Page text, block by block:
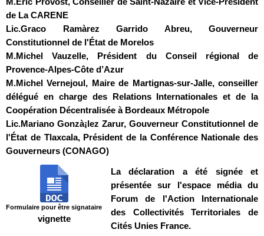
de La CARENE
Lic.Graco Ramà­rez Garrido Abreu, Gouverneur
Constitutionnel de l'État de Morelos
M.Michel Vauzelle, Président du Conseil régional de
Provence-Alpes-Côte d’Azur
M.Michel Vernejoul, Maire de Martignas-sur-Jalle, conseiller
délégué en charge des Relations Internationales et de la
Coopération Décentralisée à Bordeaux Métropole
Lic.Mariano Gonzà¡lez Zarur, Gouverneur Constitutionnel de
l'État de Tlaxcala, Président de la Conférence Nationale des
Gouverneurs (CONAGO)
Formulaire pour être signataire
vignette
La déclaration a été signée et
présentée sur l'espace média du
Forum de l'Action Internationale
des Collectivités Territoriales de
Cités Unies France.